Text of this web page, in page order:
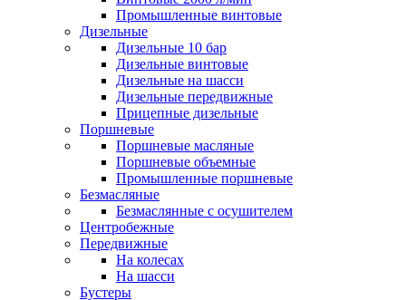
Промышленные винтовые
Дизельные
Дизельные 10 бар
Дизельные винтовые
Дизельные на шасси
Дизельные передвижные
Прицепные дизельные
Поршневые
Поршневые масляные
Поршневые объемные
Промышленные поршневые
Безмасляные
Безмаслянные с осушителем
Центробежные
Передвижные
На колесах
На шасси
Бустеры